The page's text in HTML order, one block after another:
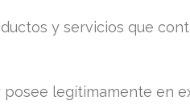
y servicios que
legítimamente en